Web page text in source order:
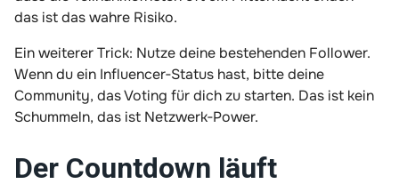
das ist das wahre Risiko.
Ein weiterer Trick: Nutze deine bestehenden Follower.
Wenn du ein Influencer‑Status hast, bitte deine
Community, das Voting für dich zu starten. Das ist kein
Schummeln, das ist Netzwerk‑Power.
Der Countdown läuft